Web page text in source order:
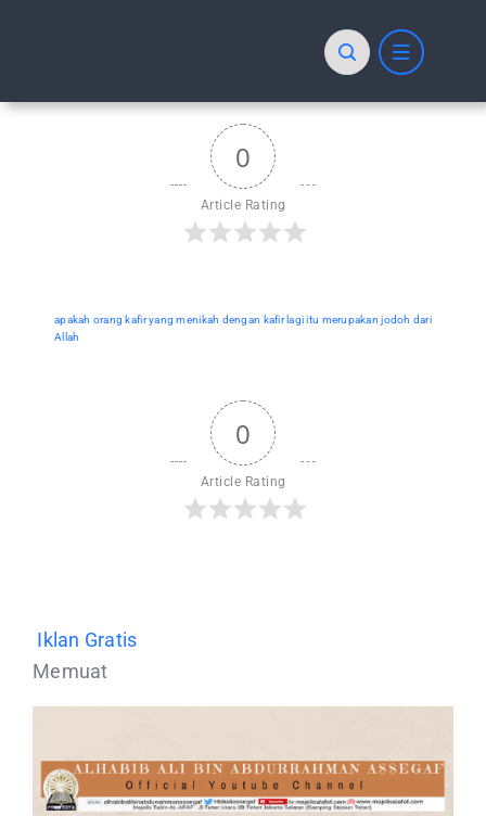
0
Article Rating
apakah orang kafir yang menikah dengan kafir lagi itu merupakan jodoh dari
Allah
0
Article Rating
Iklan Gratis
Memuat